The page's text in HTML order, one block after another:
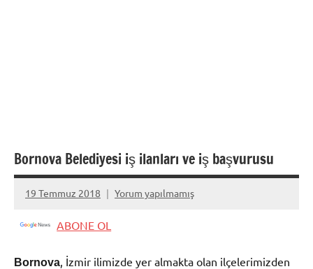
Bornova Belediyesi iş ilanları ve iş başvurusu
19 Temmuz 2018
admin
Yorum yapılmamış
ABONE OL
Bornova , İzmir ilimizde yer almakta olan ilçelerimizden